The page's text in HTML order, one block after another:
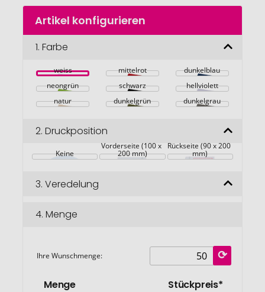
Zum
Anfang
Bildgalerie
Artikel konfigurieren
1. Farbe
weiss mittelrot
dunkelblau
neongrün
schwarz
hellviolett
natur
dunkelgrün dunkelgrau
2. Druckposition
Keine
Vorderseite (100 x
200 mm)
Rückseite (90 x 200
mm)
3. Veredelung
4. Menge
Ihre Wunschmenge:
Menge
Stückpreis*